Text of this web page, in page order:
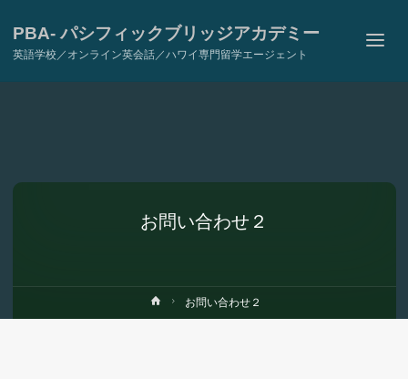
PBA- パシフィックブリッジアカデミー
英語学校／オンライン英会話／ハワイ専門留学エージェント
お問い合わせ２
ホ
ー
お問い合わせ２